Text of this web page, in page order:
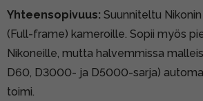
Yhteensopivuus: Suunniteltu
(Full-frame) kameroille. Sopii myös
Nikoneille, mutta halvemmissa
D60, D3000- ja D5000-sarja)
toimi.